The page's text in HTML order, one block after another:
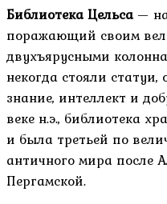
Библиотека Цельса—
поражающий своим
двухъярусными
некогда стояли
знание, интеллект и
веке н.э., библиотека
и была третьей по
античного мира после
Пергамской.